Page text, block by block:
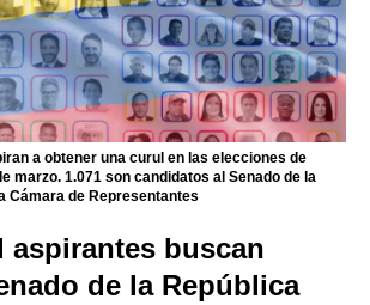
a obtener una curul en las elecciones de
marzo. 1.071 son candidatos al Senado de la
Cámara de Representantes
aspirantes buscan
de la República